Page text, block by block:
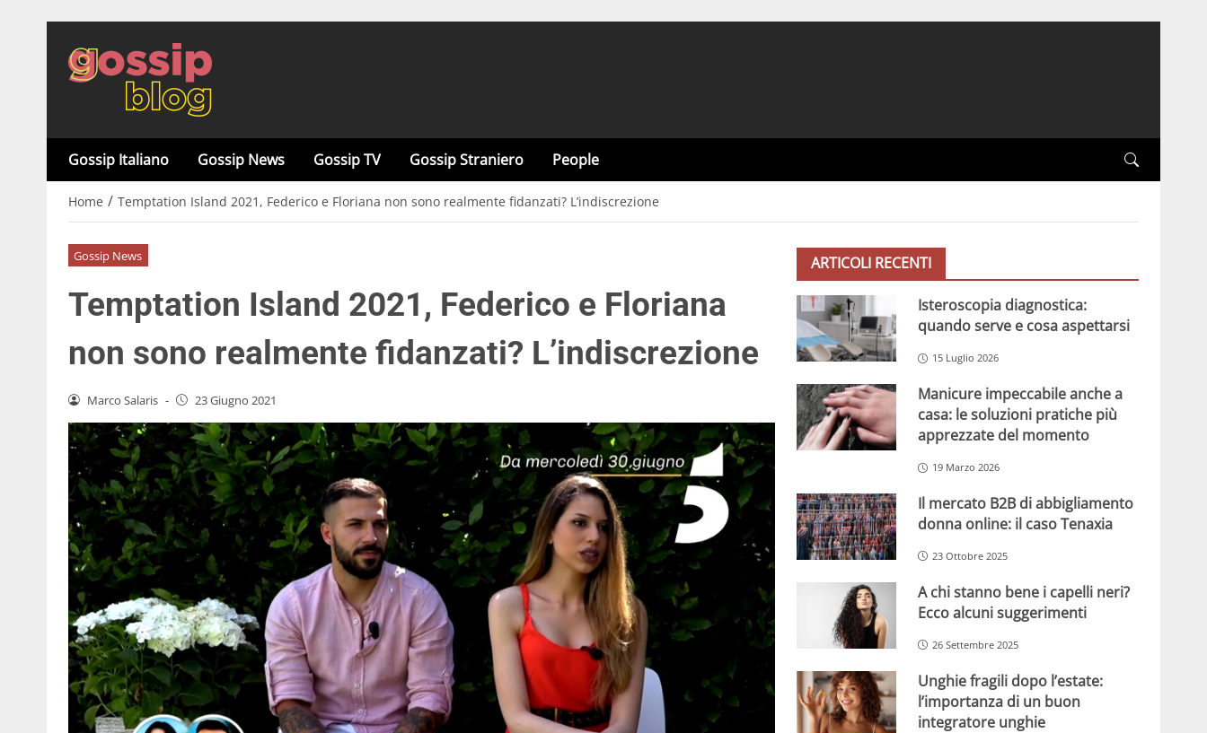
Gossip Italiano Gossip News Gossip TV Gossip Straniero People
Home / Temptation Island 2021, Federico e Floriana non sono realmente fidanzati? L’indiscrezione
Gossip News
Temptation Island 2021, Federico e Floriana
non sono realmente fidanzati? L’indiscrezione
Marco Salaris - 23 Giugno 2021
ARTICOLI RECENTI
Isteroscopia diagnostica:
quando serve e cosa aspettarsi
15 Luglio 2026
Manicure impeccabile anche a
casa: le soluzioni pratiche più
apprezzate del momento
19 Marzo 2026
Il mercato B2B di abbigliamento
donna online: il caso Tenaxia
23 Ottobre 2025
A chi stanno bene i capelli neri?
Ecco alcuni suggerimenti
26 Settembre 2025
Unghie fragili dopo l’estate:
l’importanza di un buon
integratore unghie